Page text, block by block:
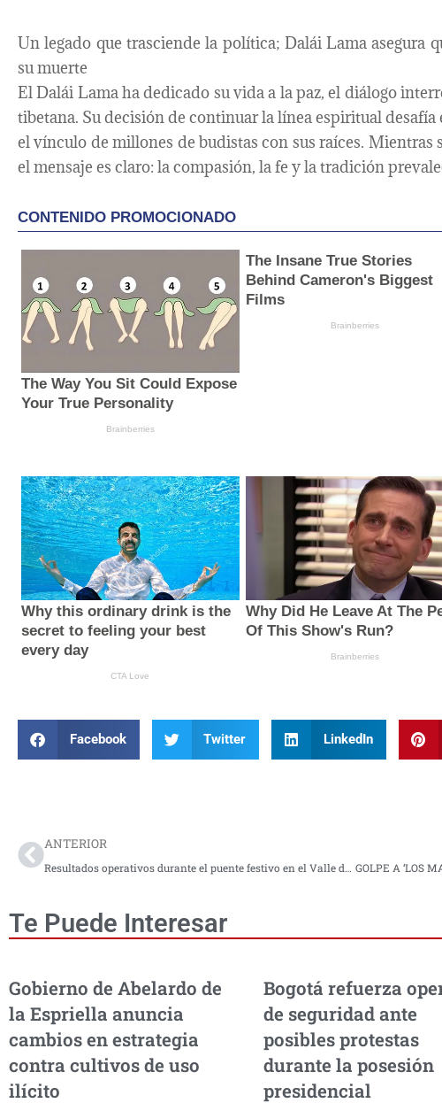
Un legado que trasciende la política; Dalái Lama asegura
su muerte
El Dalái Lama ha dedicado su vida a la paz, el diálogo
tibetana. Su decisión de continuar la línea espiritual
el vínculo de millones de budistas con sus raíces. Mientras
el mensaje es claro: la compasión, la fe y la tradición
Facebook Twitter LinkedIn
ANTERIOR
Resultados operativos durante el puente festivo en el Valle del Cauca
Te Puede Interesar
Gobierno de Abelardo de
la Espriella anuncia
cambios en estrategia
contra cultivos de uso
ilícito
Bogotá refuerza
de seguridad ante
posibles protestas
durante la posesión
presidencial